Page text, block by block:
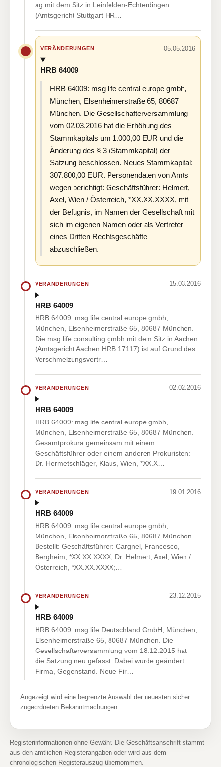
ag mit dem Sitz in Leinfelden-Echterdingen
(Amtsgericht Stuttgart HR…
VERÄNDERUNGEN 05.05.2016
HRB 64009
HRB 64009: msg life central europe gmbh,
München, Elsenheimerstraße 65, 80687
München. Die Gesellschafterversammlung
vom 02.03.2016 hat die Erhöhung des
Stammkapitals um 1.000,00 EUR und die
Änderung des § 3 (Stammkapital) der
Satzung beschlossen. Neues Stammkapital:
307.800,00 EUR. Personendaten von Amts
wegen berichtigt: Geschäftsführer: Helmert,
Axel, Wien / Österreich, *XX.XX.XXXX, mit
der Befugnis, im Namen der Gesellschaft mit
sich im eigenen Namen oder als Vertreter
eines Dritten Rechtsgeschäfte
abzuschließen.
VERÄNDERUNGEN 15.03.2016
HRB 64009
HRB 64009: msg life central europe gmbh,
München, Elsenheimerstraße 65, 80687 München.
Die msg life consulting gmbh mit dem Sitz in Aachen
(Amtsgericht Aachen HRB 17117) ist auf Grund des
Verschmelzungsvertr…
VERÄNDERUNGEN 02.02.2016
HRB 64009
HRB 64009: msg life central europe gmbh,
München, Elsenheimerstraße 65, 80687 München.
Gesamtprokura gemeinsam mit einem
Geschäftsführer oder einem anderen Prokuristen:
Dr. Hermetschläger, Klaus, Wien, *XX.X…
VERÄNDERUNGEN 19.01.2016
HRB 64009
HRB 64009: msg life central europe gmbh,
München, Elsenheimerstraße 65, 80687 München.
Bestellt: Geschäftsführer: Cargnel, Francesco,
Bergheim, *XX.XX.XXXX; Dr. Helmert, Axel, Wien /
Österreich, *XX.XX.XXXX;…
VERÄNDERUNGEN 23.12.2015
HRB 64009
HRB 64009: msg life Deutschland GmbH, München,
Elsenheimerstraße 65, 80687 München. Die
Gesellschafterversammlung vom 18.12.2015 hat
die Satzung neu gefasst. Dabei wurde geändert:
Firma, Gegenstand. Neue Fir…
Angezeigt wird eine begrenzte Auswahl der neuesten sicher
zugeordneten Bekanntmachungen.
Registerinformationen ohne Gewähr. Die Geschäftsanschrift stammt
aus den amtlichen Registerangaben oder wird aus dem
chronologischen Registerauszug übernommen.